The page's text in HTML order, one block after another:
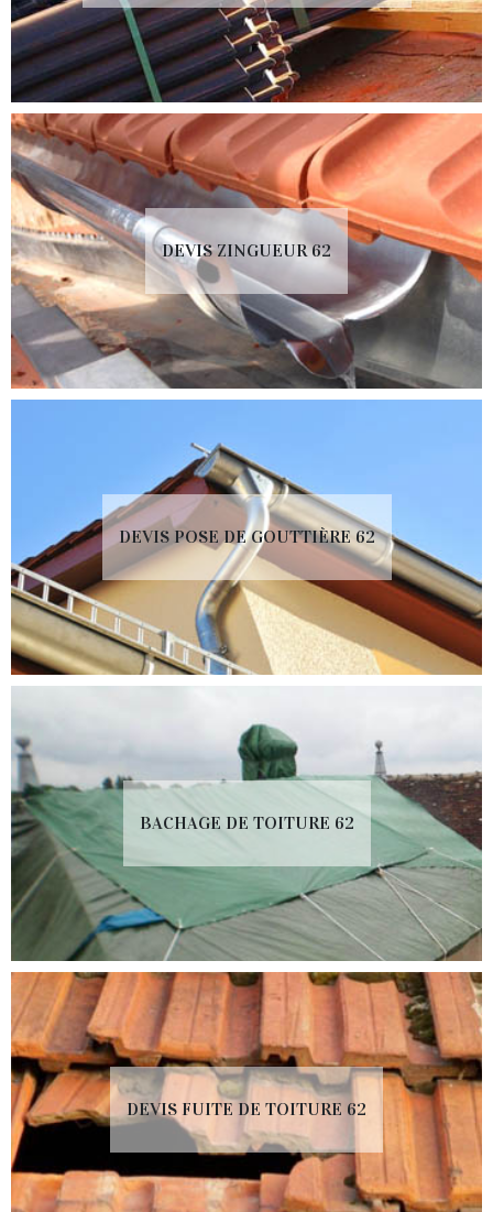
DEVIS ZINGUEUR 62
DEVIS POSE DE GOUTTIÈRE 62
BACHAGE DE TOITURE 62
DEVIS FUITE DE TOITURE 62